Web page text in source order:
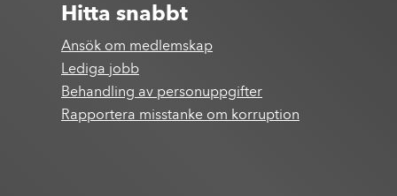
Hitta snabbt
Ansök om medlemskap
Lediga jobb
Behandling av personuppgifter
Rapportera misstanke om korruption